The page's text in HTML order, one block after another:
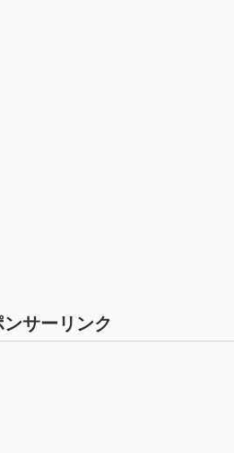
サーリンク